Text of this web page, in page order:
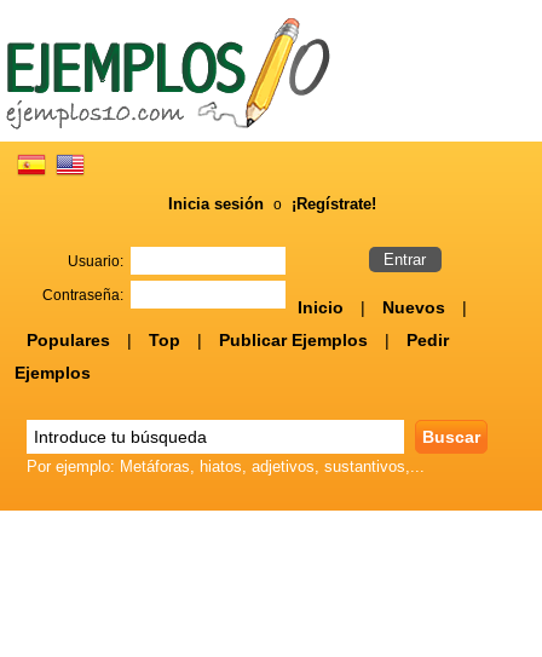
Inicia sesión o ¡Regístrate!
Usuario:
Contraseña:
Inicio | Nuevos
|
Populares
| Top | Publicar Ejemplos |
Pedir
Ejemplos
Por ejemplo: Metáforas, hiatos, adjetivos, sustantivos,...